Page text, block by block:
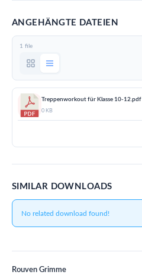
ANGEHÄNGTE DATEIEN
1 file
Treppenworkout für Klasse 10-12.pdf
0 KB
SIMILAR DOWNLOADS
No related download found!
Rouven Grimme